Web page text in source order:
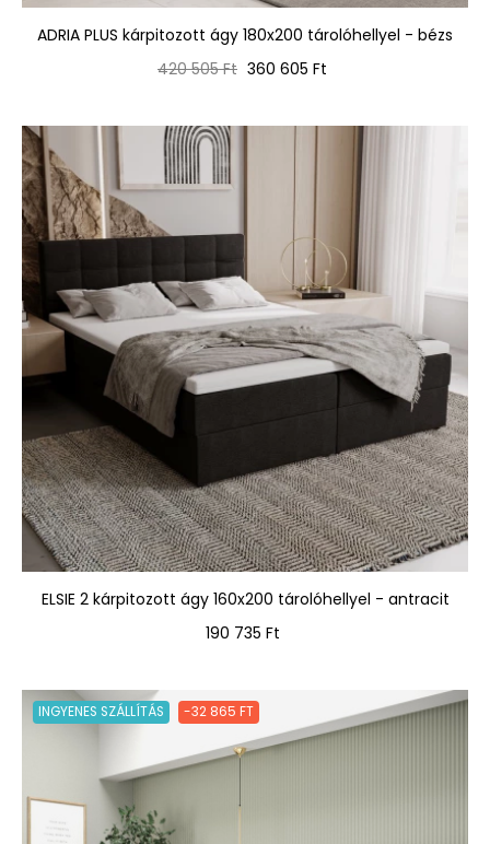
ADRIA PLUS kárpitozott ágy 180x200 tárolóhellyel - bézs
Normál
420 505 Ft Ár
360 605 Ft
ELSIE 2 kárpitozott ágy 160x200 tárolóhellyel - antracit
Ár
190 735 Ft
INGYENES SZÁLLÍTÁS -32 865 FT